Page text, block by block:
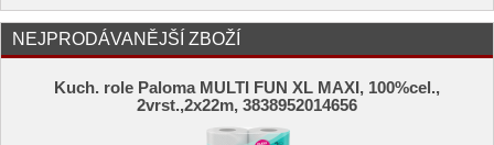
NEJPRODÁVANĚJŠÍ ZBOŽÍ
Kuch. role Paloma MULTI FUN XL MAXI, 100%cel.,
2vrst.,2x22m, 3838952014656